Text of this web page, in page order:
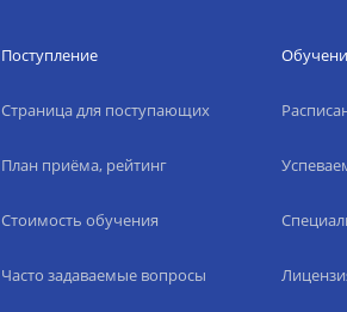
Поступление
Страница для поступающих
План приёма, рейтинг
Стоимость обучения
Часто задаваемые вопросы